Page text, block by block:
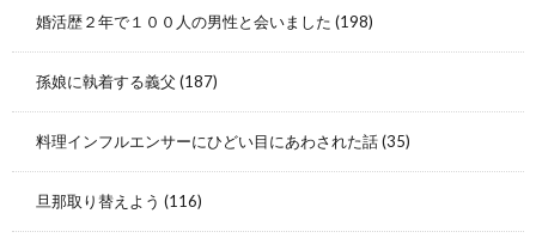
婚活歴２年で１００人の男性と会いました (198)
孫娘に執着する義父 (187)
料理インフルエンサーにひどい目にあわされた話(35)
旦那取り替えよう (116)